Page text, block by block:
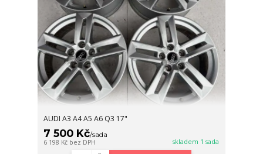
AUDI A3 A4 A5 A6 Q3 17"
7 500 Kč/sada
6 198 Kč bez DPH skladem 1 sada